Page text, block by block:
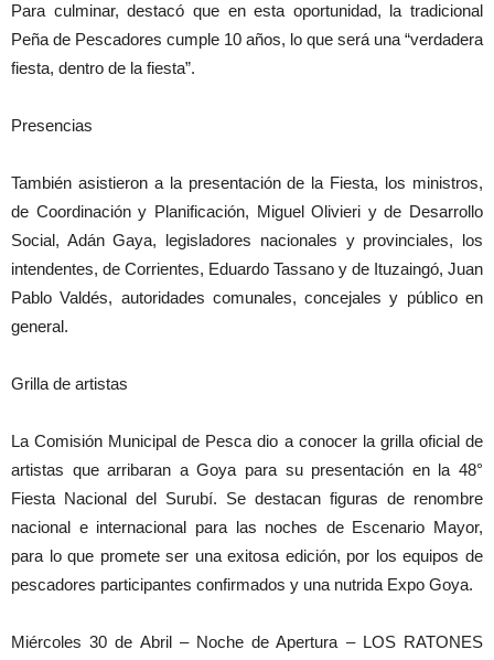
Para culminar, destacó que en esta oportunidad, la tradicional
Peña de Pescadores cumple 10 años, lo que será una “verdadera
fiesta, dentro de la fiesta”.
Presencias
También asistieron a la presentación de la Fiesta, los ministros,
de Coordinación y Planificación, Miguel Olivieri y de Desarrollo
Social, Adán Gaya, legisladores nacionales y provinciales, los
intendentes, de Corrientes, Eduardo Tassano y de Ituzaingó, Juan
Pablo Valdés, autoridades comunales, concejales y público en
general.
Grilla de artistas
La Comisión Municipal de Pesca dio a conocer la grilla oficial de
artistas que arribaran a Goya para su presentación en la 48°
Fiesta Nacional del Surubí. Se destacan figuras de renombre
nacional e internacional para las noches de Escenario Mayor,
para lo que promete ser una exitosa edición, por los equipos de
pescadores participantes confirmados y una nutrida Expo Goya.
Miércoles 30 de Abril – Noche de Apertura – LOS RATONES